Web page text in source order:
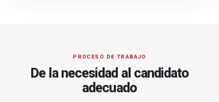
PROCESO DE TRABAJO
De la necesidad al candidato
adecuado